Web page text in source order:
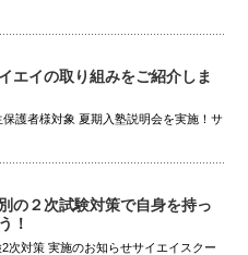
イの取り組みをご紹介しま
護者様対象 夏期入塾説明会を実施！サ
の２次試験対策で自身を持っ
！
次対策 実施のお知らせサイエイスクー